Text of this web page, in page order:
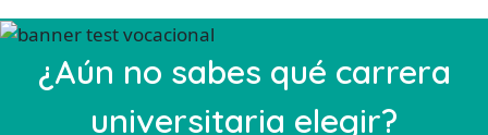
¿Aún no sabes qué carrera
universitaria elegir?